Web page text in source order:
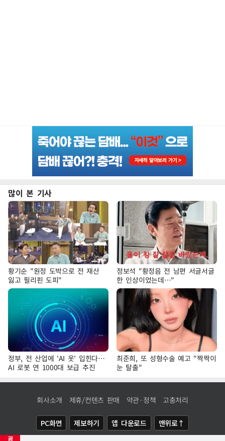
광
많이 본 기사
황기순 "원정 도박으로 전 재산
잃고 필리핀 도피"
정보석 "황정음 전 남편 서글서글
한 인상이었는데…"
정부, 전 산업에 'AI 옷' 입힌다…
AI 로봇 연 1000대 보급 추진
최준희, 또 성형수술 예고 "짝짝이
눈 탈출"
회사소개 제휴/컨텐츠 판매 약관·정책 고충처리
PC화면 제보하기 앱 다운로드 맨위로↑